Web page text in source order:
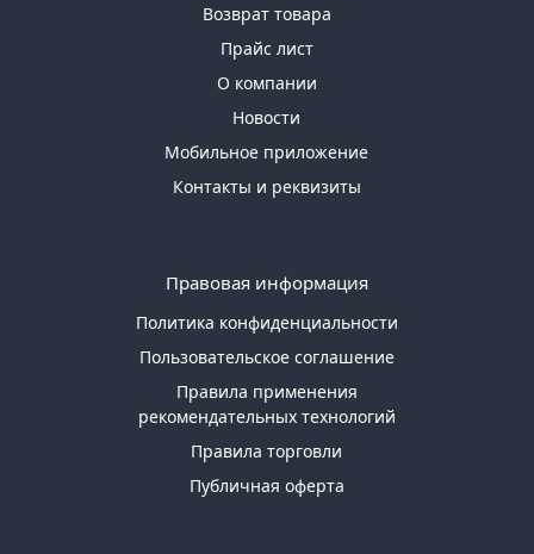
Возврат товара
Прайс лист
О компании
Новости
Мобильное приложение
Контакты и реквизиты
Правовая информация
Политика конфиденциальности
Пользовательское соглашение
Правила применения
рекомендательных технологий
Правила торговли
Публичная оферта